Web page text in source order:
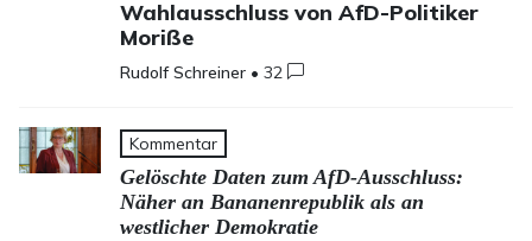
Wahlausschluss von AfD-Politiker
Moriße
Rudolf Schreiner •32
Kommentar
Gelöschte Daten zum AfD-Ausschluss:
Näher an Bananenrepublik als an
westlicher Demokratie